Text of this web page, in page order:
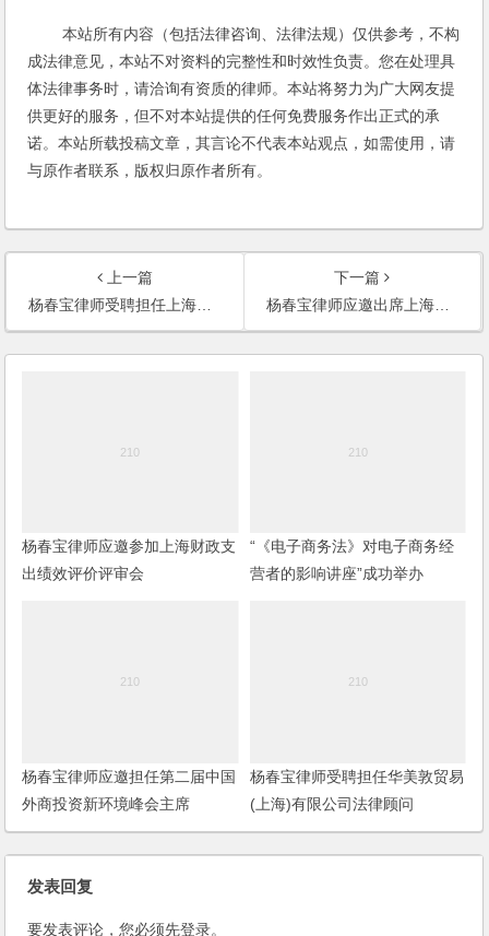
本站所有内容（包括法律咨询、法律法规）仅供参考，不构
成法律意见，本站不对资料的完整性和时效性负责。您在处理具
体法律事务时，请洽询有资质的律师。本站将努力为广大网友提
供更好的服务，但不对本站提供的任何免费服务作出正式的承
诺。本站所载投稿文章，其言论不代表本站观点，如需使用，请
与原作者联系，版权归原作者所有。
上一篇
杨春宝律师受聘担任上海世博园林有限公司法律顾问
下一篇
杨春宝律师应邀出席上海创投协会创投沙龙并演讲
杨春宝律师应邀参加上海财政支
出绩效评价评审会
“《电子商务法》对电子商务经
营者的影响讲座”成功举办
杨春宝律师应邀担任第二届中国
外商投资新环境峰会主席
杨春宝律师受聘担任华美敦贸易
(上海)有限公司法律顾问
发表回复
要发表评论，您必须先登录。